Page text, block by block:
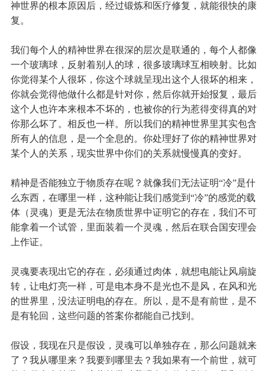
神世界的根本原因后，经过锻炼和医疗修复，就能很快的康
复。
我们每个人的精神世界在很深的层次是联通的，每个人都像
一个玻璃球，反射着别人的球，很多玻璃球互相映射。比如
你觉得某个人很坏，你这个球就呈现出这个人很坏的相来，
你就会觉得他做什么都是针对你，然后你就开始报复，最后
这个人也许本来根本不坏的，也被你的行为惹得变得真的对
你那么坏了。相反也一样。所以我们的精神世界里其实包含
所有人的信息，是一个全息的。你处理好了你的精神世界对
某个人的关系，现实世界中你们的关系就慢慢真的变好。
精神是否能独立于物质存在呢？就像我们无法证明“冷”是什
么东西，在哪里一样，这种能让我们感觉到“冷”的感觉的载
体（灵魂）更是无法在物质世界中证明它的存在，我们不可
能拿着一个试管，里面装着一个灵魂，然后在联合国安理会
上作证。
灵魂要表现出它的存在，必须通过肉体，就想电能让风扇旋
转，让电灯亮一样，可是电本身不是光也不是风，在风和光
的世界里，没法证明电的存在。所以，是不是有前世，是不
是有轮回，这些问题的答案你都能自己找到。
假设，我现在只是假设，灵魂可以单独存在，那么问题就来
了？我从哪里来？我要到哪里去？我如果有一个前世，就可